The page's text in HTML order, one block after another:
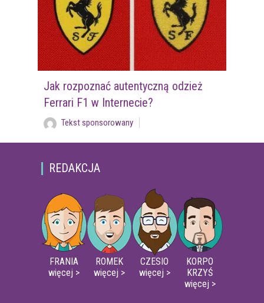
Jak rozpoznać autentyczną odzież
Ferrari F1 w Internecie?
Tekst sponsorowany
REDAKCJA
FRANIA
więcej >
ROMEK
więcej >
CZESIO
więcej >
KORPO
KRZYŚ
więcej >